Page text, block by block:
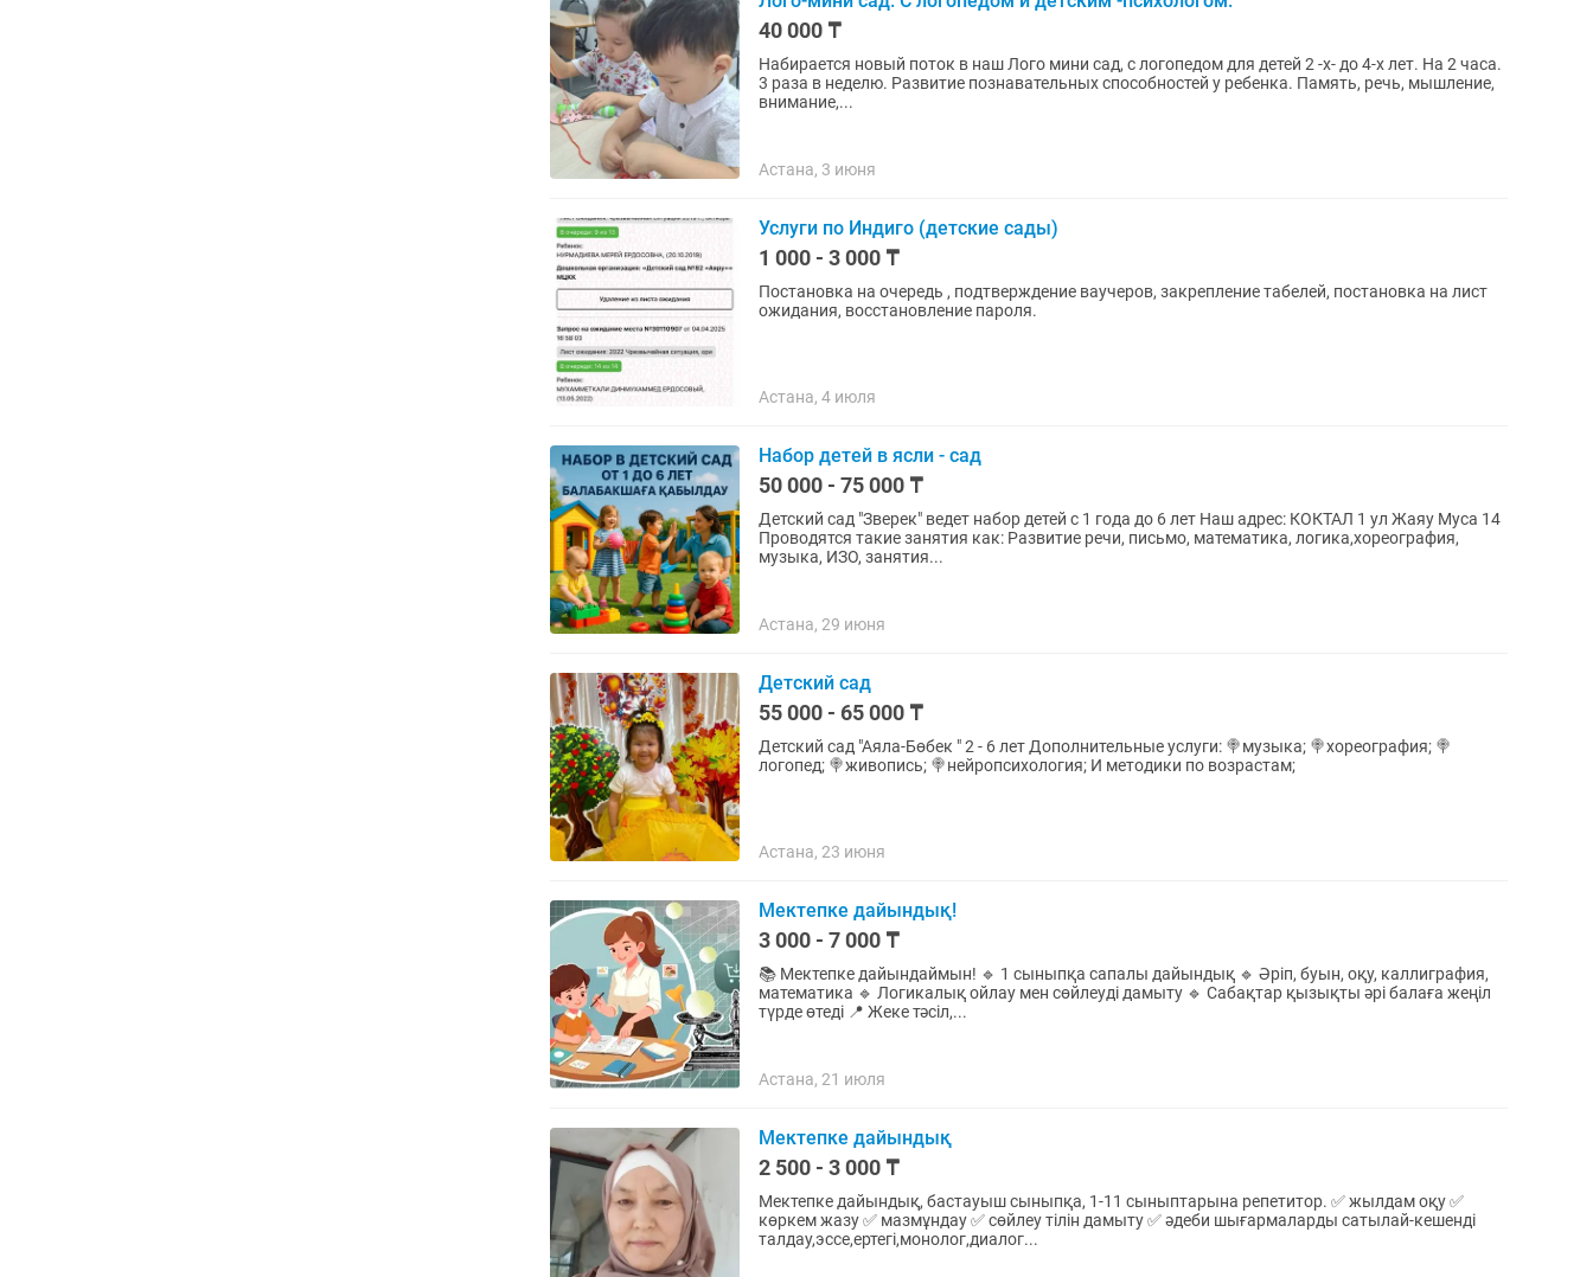
40 000 ₸
Набирается новый поток в наш Лого мини сад, с логопедом для детей 2 -х- до 4-х лет. На 2 часа.
3 раза в неделю. Развитие познавательных способностей у ребенка. Память, речь, мышление,
внимание,...
Астана, 3 июня
Услуги по Индиго (детские сады)
1 000 - 3 000 ₸
Постановка на очередь , подтверждение ваучеров, закрепление табелей, постановка на лист
ожидания, восстановление пароля.
Астана, 4 июля
Набор детей в ясли - сад
50 000 - 75 000 ₸
Детский сад "Зверек" ведет набор детей с 1 года до 6 лет Наш адрес: КОКТАЛ 1 ул Жаяу Муса 14
Проводятся такие занятия как: Развитие речи, письмо, математика, логика,хореография,
музыка, ИЗО, занятия...
Астана, 29 июня
Детский сад
55 000 - 65 000 ₸
Детский сад "Аяла-Бөбек " 2 - 6 лет Дополнительные услуги: 🍭музыка; 🍭хореография; 🍭
логопед; 🍭живопись; 🍭нейропсихология; И методики по возрастам;
Астана, 23 июня
Мектепке дайындық!
3 000 - 7 000 ₸
📚 Мектепке дайындаймын! 🔹 1 сыныпқа сапалы дайындық 🔹 Әріп, буын, оқу, каллиграфия,
математика 🔹 Логикалық ойлау мен сөйлеуді дамыту 🔹 Сабақтар қызықты әрі балаға жеңіл
түрде өтеді 📍 Жеке тәсіл,...
Астана, 21 июля
Мектепке дайындық
2 500 - 3 000 ₸
Мектепке дайындық, бастауыш сыныпқа, 1-11 сыныптарына репетитор. ✅ жылдам оқу ✅
көркем жазу ✅ мазмұндау ✅ сөйлеу тілін дамыту ✅ әдеби шығармаларды сатылай-кешенді
талдау,эссе,ертегі,монолог,диалог...